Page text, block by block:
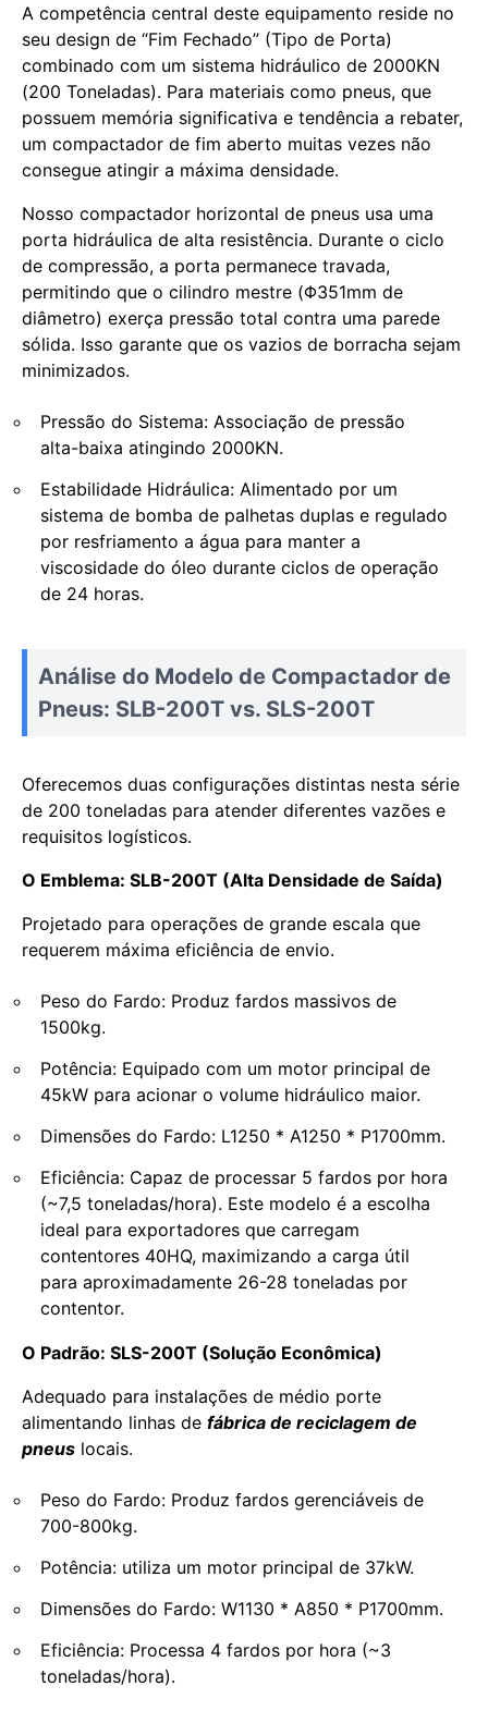
A competência central deste equipamento reside no
seu design de “Fim Fechado” (Tipo de Porta)
combinado com um sistema hidráulico de 2000KN
(200 Toneladas). Para materiais como pneus, que
possuem memória significativa e tendência a rebater,
um compactador de fim aberto muitas vezes não
consegue atingir a máxima densidade.
Nosso compactador horizontal de pneus usa uma
porta hidráulica de alta resistência. Durante o ciclo
de compressão, a porta permanece travada,
permitindo que o cilindro mestre (Φ351mm de
diâmetro) exerça pressão total contra uma parede
sólida. Isso garante que os vazios de borracha sejam
minimizados.
Pressão do Sistema: Associação de pressão
alta-baixa atingindo 2000KN.
Estabilidade Hidráulica: Alimentado por um
sistema de bomba de palhetas duplas e regulado
por resfriamento a água para manter a
viscosidade do óleo durante ciclos de operação
de 24 horas.
Análise do Modelo de Compactador de
Pneus: SLB-200T vs. SLS-200T
Oferecemos duas configurações distintas nesta série
de 200 toneladas para atender diferentes vazões e
requisitos logísticos.
O Emblema: SLB-200T (Alta Densidade de Saída)
Projetado para operações de grande escala que
requerem máxima eficiência de envio.
Peso do Fardo: Produz fardos massivos de
1500kg.
Potência: Equipado com um motor principal de
45kW para acionar o volume hidráulico maior.
Dimensões do Fardo: L1250 * A1250 * P1700mm.
Eficiência: Capaz de processar 5 fardos por hora
(~7,5 toneladas/hora). Este modelo é a escolha
ideal para exportadores que carregam
contentores 40HQ, maximizando a carga útil
para aproximadamente 26-28 toneladas por
contentor.
O Padrão: SLS-200T (Solução Econômica)
Adequado para instalações de médio porte
alimentando linhas de fábrica de reciclagem de
pneus locais.
Peso do Fardo: Produz fardos gerenciáveis de
700-800kg.
Potência: utiliza um motor principal de 37kW.
Dimensões do Fardo: W1130 * A850 * P1700mm.
Eficiência: Processa 4 fardos por hora (~3
toneladas/hora).